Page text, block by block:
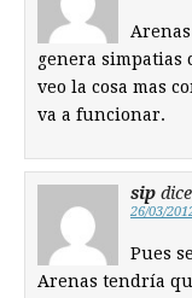
genera simpatias
veo la cosa mas
va a funcionar.
sip
26/03/
Pues
Arenas tendría